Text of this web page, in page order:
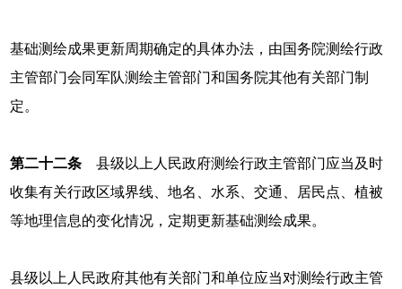
基础测绘成果更新周期确定的具体办法，由国务院测绘行政
主管部门会同军队测绘主管部门和国务院其他有关部门制
定。
第二十二条 县级以上人民政府测绘行政主管部门应当及时
收集有关行政区域界线、地名、水系、交通、居民点、植被
等地理信息的变化情况，定期更新基础测绘成果。
县级以上人民政府其他有关部门和单位应当对测绘行政主管